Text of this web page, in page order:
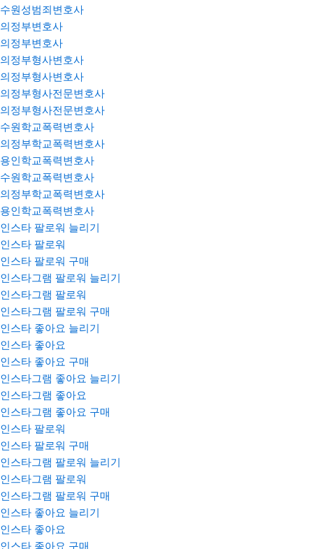
수원성범죄변호사
의정부변호사
의정부변호사
의정부형사변호사
의정부형사변호사
의정부형사전문변호사
의정부형사전문변호사
수원학교폭력변호사
의정부학교폭력변호사
용인학교폭력변호사
수원학교폭력변호사
의정부학교폭력변호사
용인학교폭력변호사
인스타 팔로워 늘리기
인스타 팔로워
인스타 팔로워 구매
인스타그램 팔로워 늘리기
인스타그램 팔로워
인스타그램 팔로워 구매
인스타 좋아요 늘리기
인스타 좋아요
인스타 좋아요 구매
인스타그램 좋아요 늘리기
인스타그램 좋아요
인스타그램 좋아요 구매
인스타 팔로워
인스타 팔로워 구매
인스타그램 팔로워 늘리기
인스타그램 팔로워
인스타그램 팔로워 구매
인스타 좋아요 늘리기
인스타 좋아요
인스타 좋아요 구매